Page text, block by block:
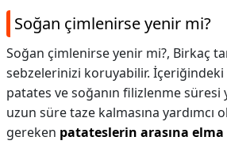
Soğan çimlenirse yenir mi?
Soğan çimlenirse yenir mi?, Birkaç
sebzelerinizi koruyabilir.
patates ve soğanın filizlenme süresi
uzun süre taze kalmasına yardımcı
gereken patateslerin arasına